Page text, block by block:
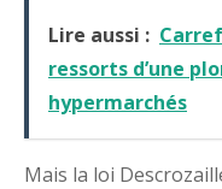
Lire aussi :
ressorts d’une
hypermarchés
Mais la loi